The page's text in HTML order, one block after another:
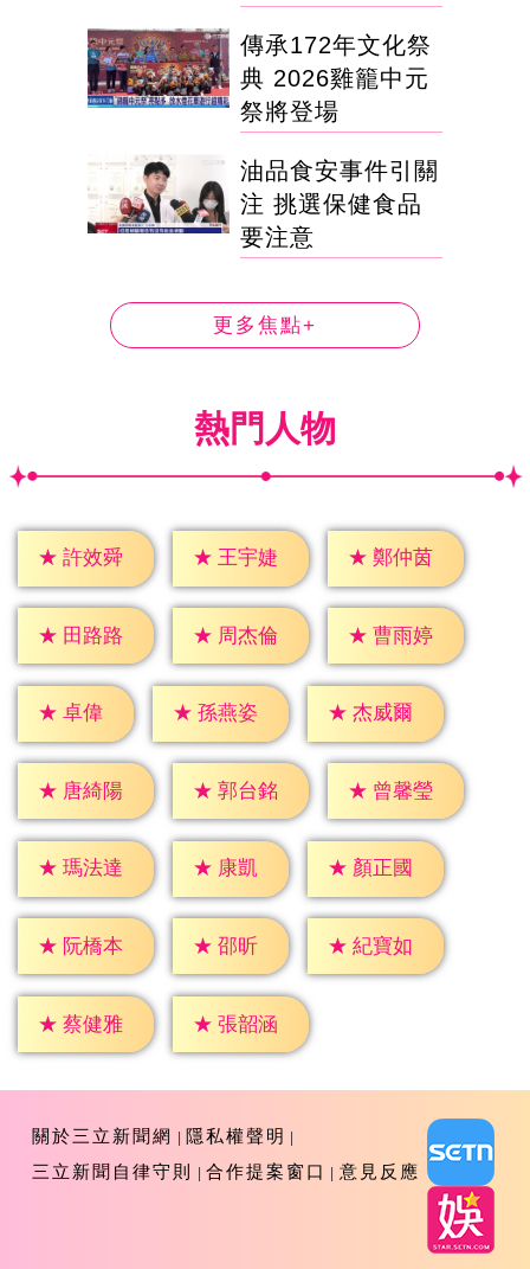
傳承172年文化祭
典 2026雞籠中元
祭將登場
油品食安事件引關
注 挑選保健食品
要注意
更多焦點+
熱門人物
★ 許效舜 ★ 王宇婕 ★ 鄭仲茵
★ 田路路 ★ 周杰倫 ★ 曹雨婷
★ 卓偉 ★ 孫燕姿 ★ 杰威爾
★ 唐綺陽 ★ 郭台銘 ★ 曾馨瑩
★ 瑪法達 ★ 康凱 ★ 顏正國
★ 阮橋本 ★ 邵昕 ★ 紀寶如
★ 蔡健雅 ★ 張韶涵
關於三立新聞網
隱私權聲明
三立新聞自律守則
合作提案窗口 意見反應